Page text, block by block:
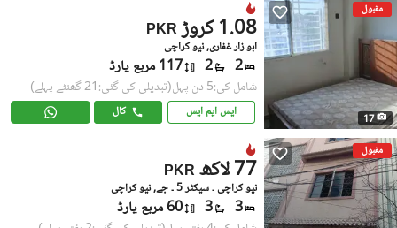
مقبول
17
PKR 1.08 کروڑ
ابو زار غفاری, نیو کراچی
2
2 117 مربع یارڈ
شامل کی:5 دن پہل (تبدیلی کی گئی:21 گھنٹے پہلے)
ایس ایم ایس کال
مقبول
PKR 77 لاکھ
نیو کراچی ۔ سیکٹر 5 ۔ جے, نیو کراچی
3
3 60 مربع یارڈ